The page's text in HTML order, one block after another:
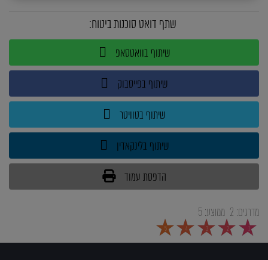
שתף דואט סוכנות ביטוח:
שיתוף בוואטסאפ
שיתוף בפייסבוק
שיתוף בטוויטר
שיתוף בלינקאדין
הדפסת עמוד
מדרגים: 2 ממוצע:5
1
2
3
4
5